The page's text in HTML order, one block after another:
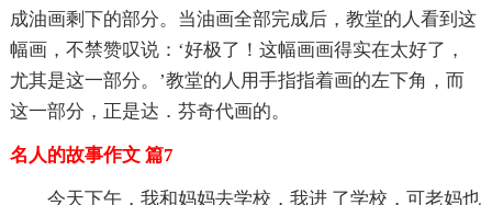
成油画剩下的部分。当油画全部完成后，教堂的人看到这
幅画，不禁赞叹说：‘好极了！这幅画画得实在太好了，
尤其是这一部分。’教堂的人用手指指着画的左下角，而
这一部分，正是达．芬奇代画的。
名人的故事作文 篇7
今天下午，我和妈妈去学校，我进 了学校，可老妈也